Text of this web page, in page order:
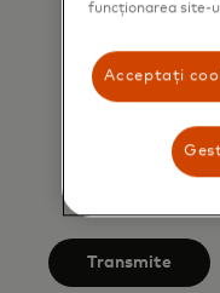
I
data will be
By
confirm
Transmite
funcționarea site-
Acceptați